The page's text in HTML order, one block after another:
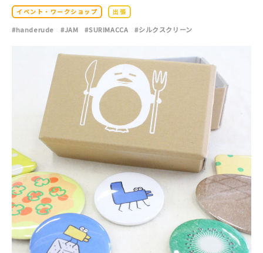
シルクスクリーン
無地素材
紙
本
文房具
イベント・ワークショップ 出張
#handerude #JAM #SURIMACCA #シルクスクリーン